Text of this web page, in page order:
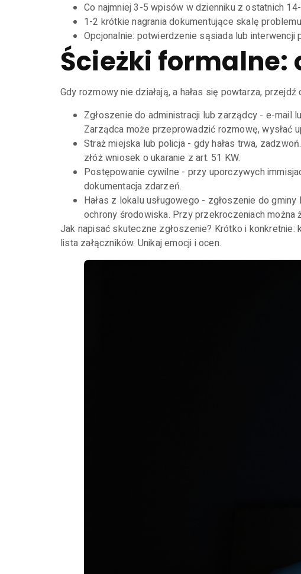
Co najmniej 3-5 wpisów w dzienniku z ostatnich
1-2 krótkie nagrania dokumentujące skalę
Opcjonalnie: potwierdzenie sąsiada lub interwencji
Ścieżki
Gdy rozmowy nie działają, a hałas się powtarza,
Zgłoszenie do administracji lub zarządcy - e-mail
Zarządca może przeprowadzić rozmowę, wysłać
Straż miejska lub policja - gdy hałas trwa,
złóż wniosek o ukaranie z art. 51 KW.
Postępowanie cywilne - przy uporczywych
dokumentacja zdarzeń.
Hałas z lokalu usługowego - zgłoszenie do
ochrony środowiska. Przy przekroczeniach można
Jak napisać skuteczne zgłoszenie? Krótko i
lista załączników. Unikaj emocji i ocen.